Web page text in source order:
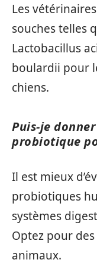
Les
souches telles
Lactobacillus
boulardii pour
chiens.
Puis-je
probiotique
Il est mieux
probiotiques
systèmes
Optez pour
animaux.